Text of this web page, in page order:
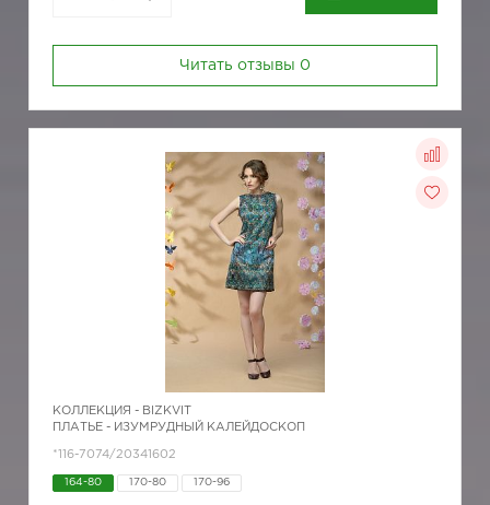
Читать отзывы 0
КОЛЛЕКЦИЯ - BIZKVIT
ПЛАТЬЕ - ИЗУМРУДНЫЙ КАЛЕЙДОСКОП
*116-7074/20341602
164-80 170-80 170-96